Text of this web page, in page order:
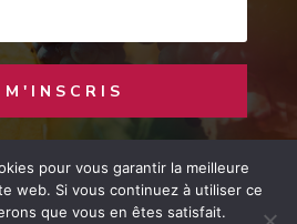
M'INSCRIS
Jaime le Vin – Developed
LemonCom
pour vous garantir la meilleure
web. Si vous continuez à utiliser ce
que vous en êtes satisfait.